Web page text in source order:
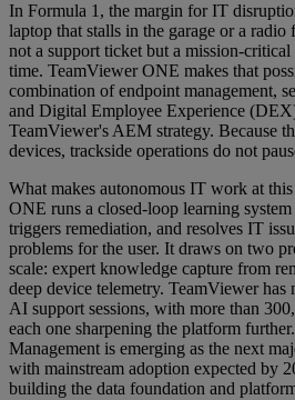
In Formula 1, the margin for IT
laptop that stalls in the garage or a radio
not a support ticket but a mission-
time. TeamViewer ONE makes that
combination of endpoint management,
and Digital Employee Experience
TeamViewer's AEM strategy. Because
devices, trackside operations do not
What makes autonomous IT work at
ONE runs a closed-loop learning system
triggers remediation, and resolves IT
problems for the user. It draws on two
scale: expert knowledge capture from
deep device telemetry. TeamViewer has
AI support sessions, with more than
each one sharpening the platform
Management is emerging as the next
with mainstream adoption expected by
building the data foundation and